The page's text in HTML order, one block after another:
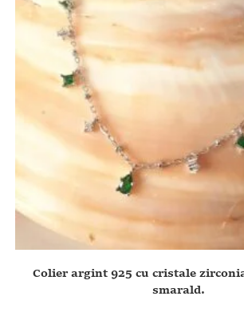
Colier argint 925 cu cristale
smarald.